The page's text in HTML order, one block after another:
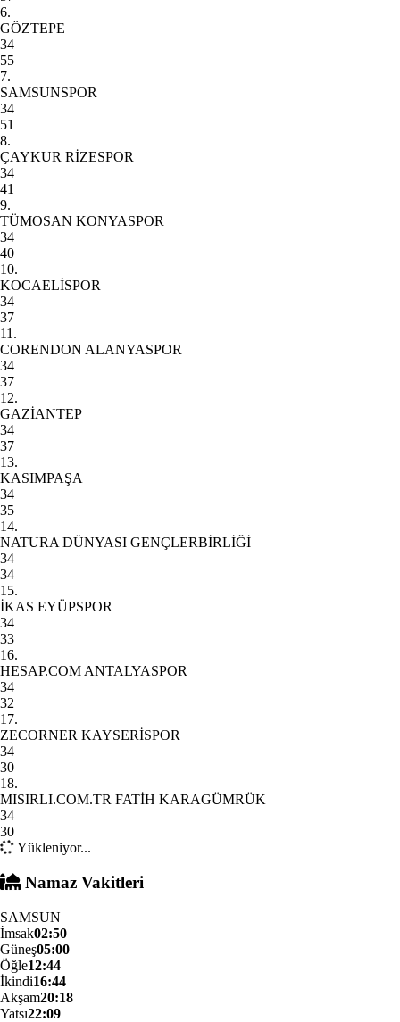
6.
GÖZTEPE
34
55
7.
SAMSUNSPOR
34
51
8.
ÇAYKUR RİZESPOR
34
41
9.
TÜMOSAN KONYASPOR
34
40
10.
KOCAELİSPOR
34
37
11.
CORENDON ALANYASPOR
34
37
12.
GAZİANTEP
34
37
13.
KASIMPAŞA
34
35
14.
NATURA DÜNYASI GENÇLERBİRLİĞİ
34
34
15.
İKAS EYÜPSPOR
34
33
16.
HESAP.COM ANTALYASPOR
34
32
17.
ZECORNER KAYSERİSPOR
34
30
18.
MISIRLI.COM.TR FATİH KARAGÜMRÜK
34
30
Yükleniyor...
Namaz Vakitleri
SAMSUN
İmsak02:50
Güneş05:00
Öğle12:44
İkindi16:44
Akşam20:18
Yatsı22:09